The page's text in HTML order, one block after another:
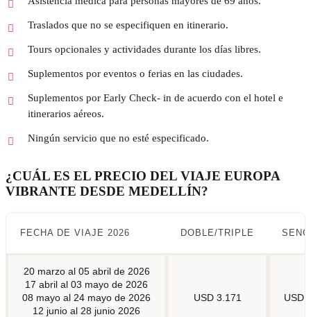
Traslados que no se especifiquen en itinerario.
Tours opcionales y actividades durante los días libres.
Suplementos por eventos o ferias en las ciudades.
Suplementos por Early Check- in de acuerdo con el hotel e
itinerarios aéreos.
Ningún servicio que no esté especificado.
¿CUÁL ES EL PRECIO DEL VIAJE EUROPA
VIBRANTE DESDE MEDELLÍN?
FECHA DE VIAJE 2026 DOBLE/TRIPLE
20 marzo al 05 abril de 2026
17 abril al 03 mayo de 2026
08 mayo al 24 mayo de 2026
12 junio al 28 junio 2026
USD 3.171 USD